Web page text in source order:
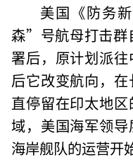
美国《防务
森”号航母打击群
署后，原计划派
后它改变航向，
直停留在印太地
域，美国海军领
海岸舰队的运营开